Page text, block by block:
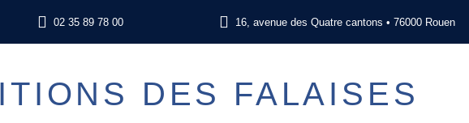
02 35 89 78 00 16, avenue des Quatre cantons • 76000 Rouen
DES FALAISES